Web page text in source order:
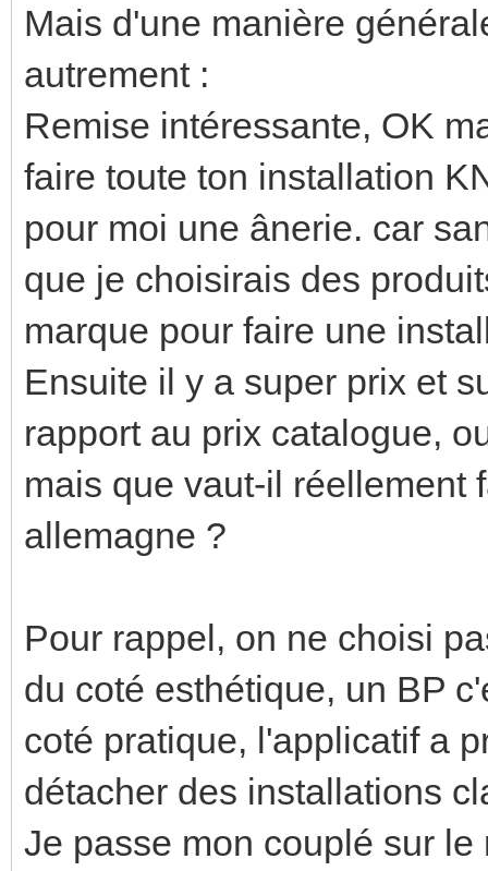
Mais d'une manière
autrement :
Remise intéressante, OK
faire toute ton installation
pour moi une ânerie. car
que je choisirais des
marque pour faire une
Ensuite il y a super prix et
rapport au prix catalogue,
mais que vaut-il réellement
allemagne ?
Pour rappel, on ne choisi
du coté esthétique, un BP
coté pratique, l'applicatif a
détacher des installations
Je passe mon couplé sur